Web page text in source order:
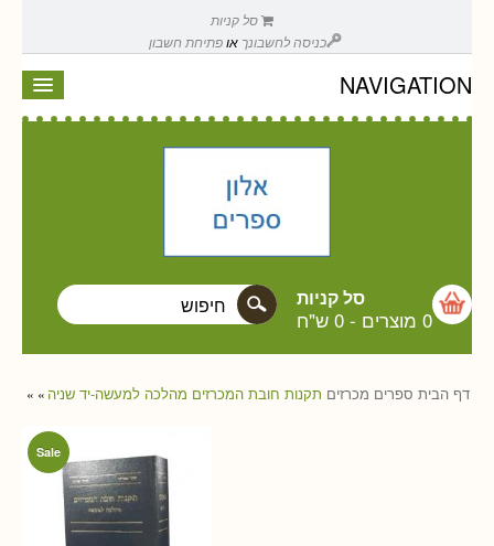
סל קניות
כניסה לחשבונך אופתיחת חשבון
NAVIGATION
סל קניות
0 מוצרים - 0 ש"ח
דף הבית » ספרים מכרזים » תקנות חובת המכרזים מהלכה למעשה-יד שניה
Sale